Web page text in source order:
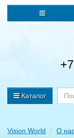
Каталог
Vision World О